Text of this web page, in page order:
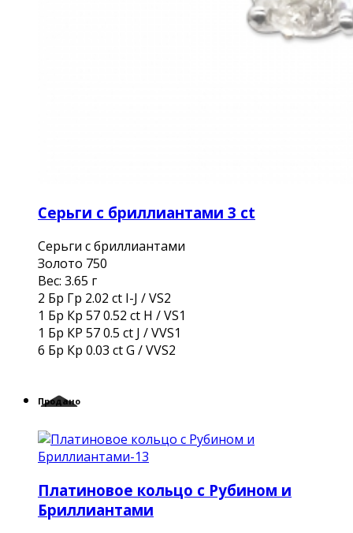
Серьги с бриллиантами 3 ct
Серьги с бриллиантами
Золото 750
Вес: 3.65 г
2 Бр Гр 2.02 ct I-J / VS2
1 Бр Кр 57 0.52 ct H / VS1
1 Бр КР 57 0.5 ct J / VVS1
6 Бр Кр 0.03 ct G / VVS2
Продано
Платиновое кольцо с Рубином и
Бриллиантами